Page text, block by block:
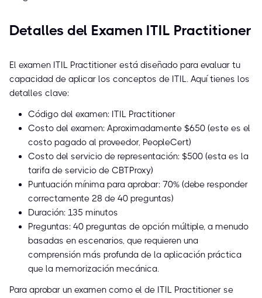
Detalles del Examen ITIL Practitioner
El examen ITIL Practitioner está diseñado para evaluar tu
capacidad de aplicar los conceptos de ITIL. Aquí tienes los
detalles clave:
Código del examen: ITIL Practitioner
Costo del examen: Aproximadamente $650 (este es el
costo pagado al proveedor, PeopleCert)
Costo del servicio de representación: $500 (esta es la
tarifa de servicio de CBTProxy)
Puntuación mínima para aprobar: 70% (debe responder
correctamente 28 de 40 preguntas)
Duración: 135 minutos
Preguntas: 40 preguntas de opción múltiple, a menudo
basadas en escenarios, que requieren una
comprensión más profunda de la aplicación práctica
que la memorización mecánica.
Para aprobar un examen como el de ITIL Practitioner se